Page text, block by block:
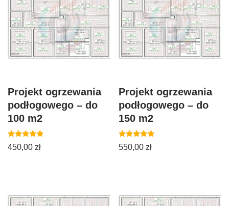
Projekt ogrzewania
podłogowego – do
100 m2
Oceniono
5.00
450,00 zł
Projekt ogrzewania
podłogowego – do
150 m2
Oceniono
5.00
550,00zł